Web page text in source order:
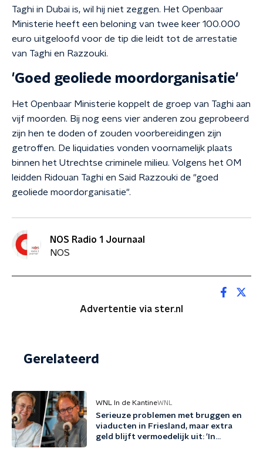
Taghi in Dubai is, wil hij niet zeggen. Het Openbaar
Ministerie heeft een beloning van twee keer 100.000
euro uitgeloofd voor de tip die leidt tot de arrestatie
van Taghi en Razzouki.
'Goed geoliede moordorganisatie'
Het Openbaar Ministerie koppelt de groep van Taghi aan
vijf moorden. Bij nog eens vier anderen zou geprobeerd
zijn hen te doden of zouden voorbereidingen zijn
getroffen. De liquidaties vonden voornamelijk plaats
binnen het Utrechtse criminele milieu. Volgens het OM
leidden Ridouan Taghi en Said Razzouki de "goed
geoliede moordorganisatie".
NOS Radio 1 Journaal
NOS
Advertentie via ster.nl
Gerelateerd
WNL In de KantineWNL
Serieuze problemen met bruggen en
viaducten in Friesland, maar extra
geld blijft vermoedelijk uit: 'In